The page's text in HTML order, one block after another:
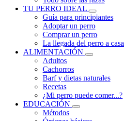
TU PERRO IDEAL
Guía para principiantes
Adoptar un perro
Comprar un perro
La llegada del perro a casa
ALIMENTACIÓN
Adultos
Cachorros
Barf y dietas naturales
Recetas
¿Mi perro puede comer...?
EDUCACIÓN
Métodos